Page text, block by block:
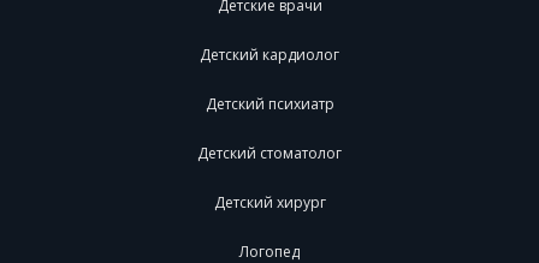
Детские врачи
Детский кардиолог
Детский психиатр
Детский стоматолог
Детский хирург
Логопед